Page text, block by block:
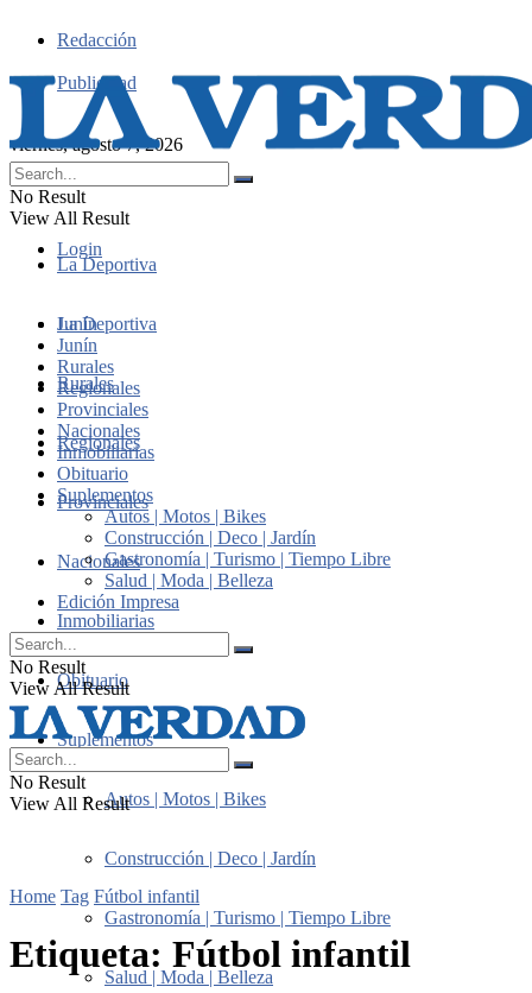
Redacción
Publicidad
viernes, agosto 7, 2026
Login
No Result
View All Result
La Deportiva
Junín
Rurales
Regionales
Provinciales
Nacionales
Inmobiliarias
Obituario
Suplementos
Autos | Motos | Bikes
Construcción | Deco | Jardín
Gastronomía | Turismo | Tiempo Libre
Salud | Moda | Belleza
La Deportiva
Junín
Rurales
Regionales
Provinciales
Nacionales
Inmobiliarias
Obituario
Suplementos
Autos | Motos | Bikes
Construcción | Deco | Jardín
Gastronomía | Turismo | Tiempo Libre
Salud | Moda | Belleza
Edición Impresa
No Result
View All Result
No Result
View All Result
Home Tag Fútbol infantil
Etiqueta: Fútbol infantil